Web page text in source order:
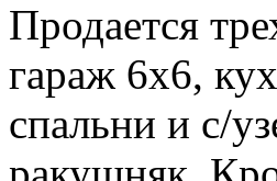
Продается
гараж 6х6,
спальни и с/